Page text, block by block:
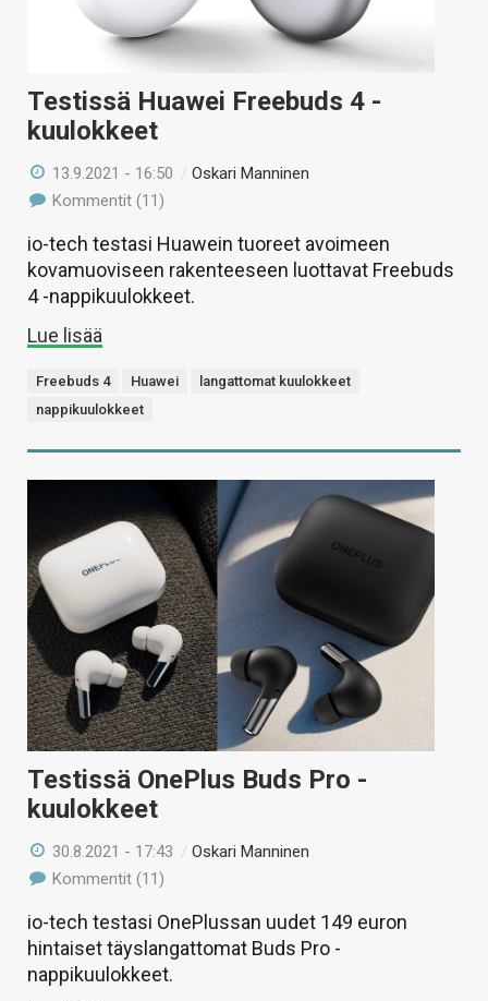
Testissä Huawei Freebuds 4 -
kuulokkeet
13.9.2021 - 16:50 /Oskari Manninen
Kommentit (11)
io-tech testasi Huawein tuoreet avoimeen
kovamuoviseen rakenteeseen luottavat Freebuds
4 -nappikuulokkeet.
Lue lisää
Freebuds 4 Huawei
langattomat kuulokkeet
nappikuulokkeet
Testissä OnePlus Buds Pro -
kuulokkeet
30.8.2021 - 17:43 /Oskari Manninen
Kommentit (11)
io-tech testasi OnePlussan uudet 149 euron
hintaiset täyslangattomat Buds Pro -
nappikuulokkeet.